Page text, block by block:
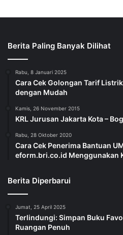
Berita Paling Banyak Dilihat
Rabu, 8 Januari 2025
Cara Cek Golongan Tarif Listrik
dengan Mudah
Kamis, 26 November 2015
KRL Jurusan Jakarta Kota –
Rabu, 28 Oktober 2020
Cara Cek Penerima Bantuan
eform.bri.co.id Menggunakan
Berita Diperbarui
Jumat, 25 April 2025
Terlindungi: Simpan Buku
Ruangan Penuh